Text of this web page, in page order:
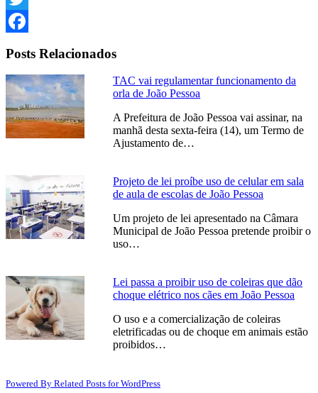
Twitter
Posts Relacionados
TAC vai regulamentar funcionamento da
orla de João Pessoa
A Prefeitura de João Pessoa vai assinar, na
manhã desta sexta-feira (14), um Termo de
Ajustamento de…
Projeto de lei proíbe uso de celular em sala
de aula de escolas de João Pessoa
Um projeto de lei apresentado na Câmara
Municipal de João Pessoa pretende proibir o
uso…
Lei passa a proibir uso de coleiras que dão
choque elétrico nos cães em João Pessoa
O uso e a comercialização de coleiras
eletrificadas ou de choque em animais estão
proibidos…
Powered By Related Posts for WordPress